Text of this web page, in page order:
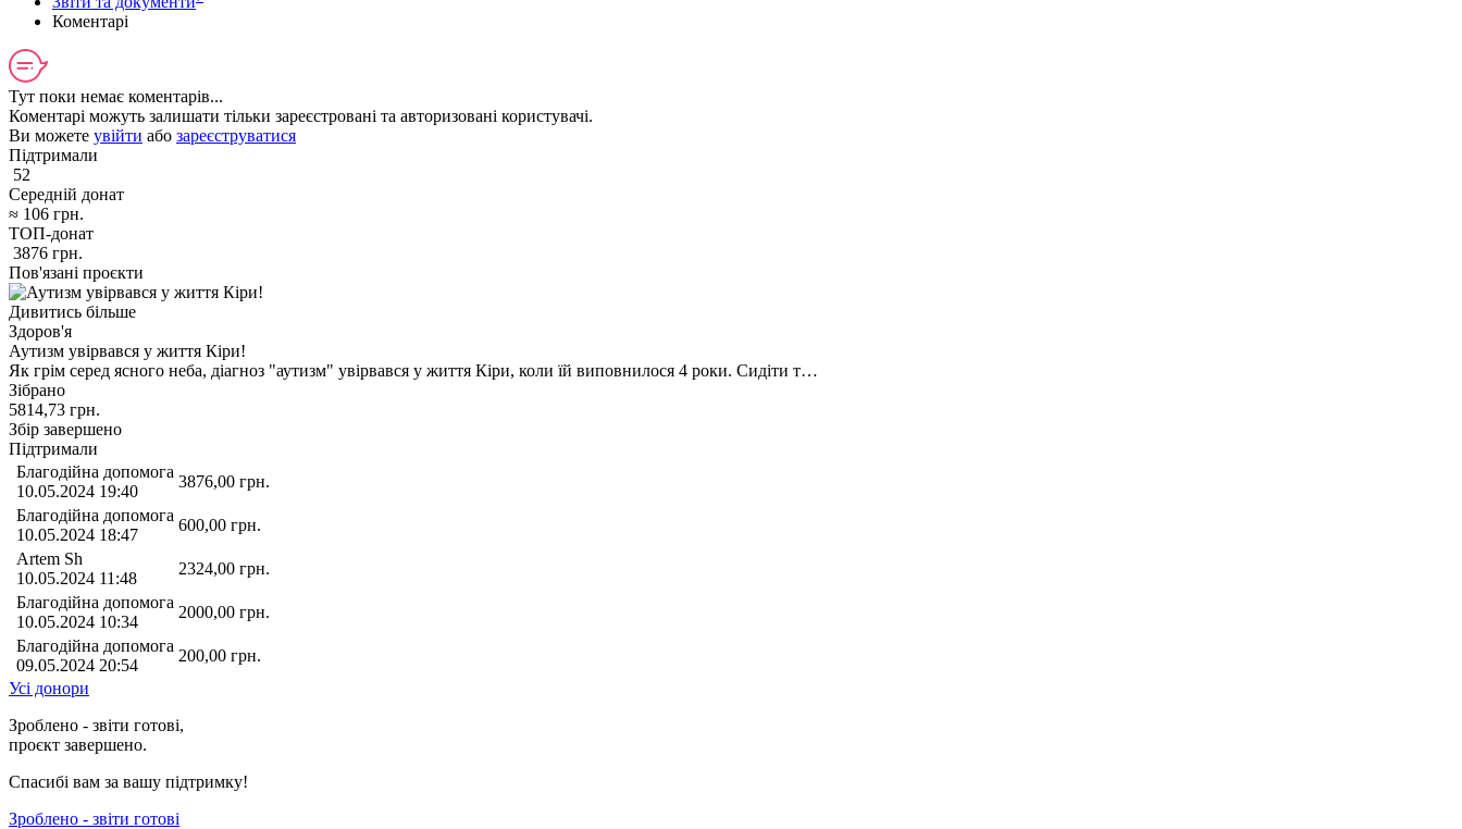
Коментарі
Тут поки немає коментарів...
Коментарі можуть залишати тільки зареєстровані та авторизовані користувачі.
Ви можете увійти або зареєструватися
Підтримали
52
Середній донат
≈ 106 грн.
ТОП-донат
3876 грн.
Пов'язані проєкти
Дивитись більше
Здоров'я
Аутизм увірвався у життя Кіри!
Як грім серед ясного неба, діагноз "аутизм" увірвався у життя Кіри, коли їй виповнилося 4 роки. Сидіти т…
Зібрано
5814,73 грн.
Збір завершено
Підтримали
Благодійна допомога
10.05.2024 19:40
3876,00 грн.
Благодійна допомога
10.05.2024 18:47
600,00 грн.
Artem Sh
10.05.2024 11:48
2324,00 грн.
Благодійна допомога
10.05.2024 10:34
2000,00 грн.
Благодійна допомога
09.05.2024 20:54
200,00 грн.
Усі донори
Зроблено - звіти готові,
проєкт завершено.
Спасибі вам за вашу підтримку!
Зроблено - звіти готові